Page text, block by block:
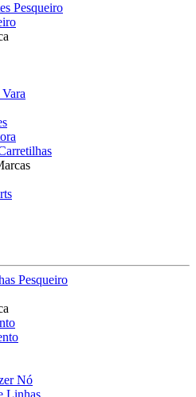
Pesqueiro
Pesqueiro
Nó
Linhas